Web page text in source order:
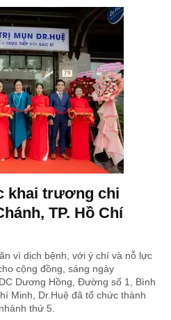
khai trương chi
TP. Hồ Chí
vì dịch bệnh, với ý chí và nỗ lực
cộng đồng, sáng ngày
Dương Hồng, Đường số 1, Bình
Minh, Dr.Huệ đã tổ chức thành
thứ 5.